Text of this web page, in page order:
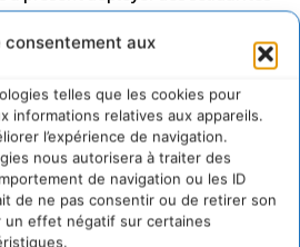
consentement aux
telles que les cookies pour
informations relatives aux appareils.
l’expérience de navigation.
nous autorisera à traiter des
de navigation ou les ID
de ne pas consentir ou de retirer son
effet négatif sur certaines
empêcher la tentation de
des mesures de régression
publics à une réponse
écologique à la crise. Plus jamais
le permettra, nous nous
réinvestir les lieux publics et
». Nous en appelons à
et humanistes, et plus
pour reconstruire ensemble